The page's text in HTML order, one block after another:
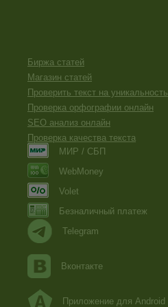
Биржа статей
Магазин статей
Проверить текст на уникальность
Проверка орфографии онлайн
SEO анализ онлайн
Проверка качества текста
МИР / СБП
WebMoney
Volet
Безналичный платеж
Telegram
Вконтакте
Приложение для Android